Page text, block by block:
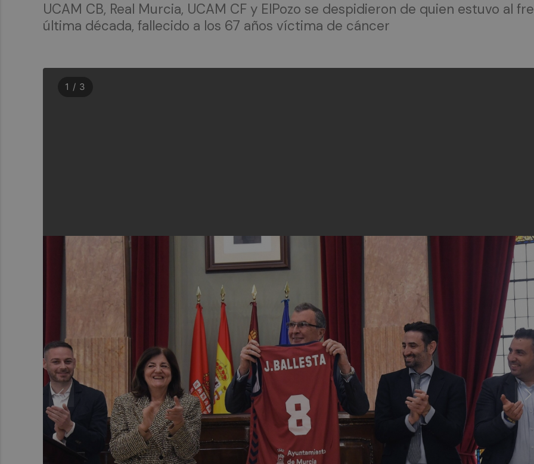
UCAM CB, Real Murcia, UCAM CF y ElPozo se despidieron de quien estuvo al
última década, fallecido a los 67 años víctima de cáncer
1 / 3